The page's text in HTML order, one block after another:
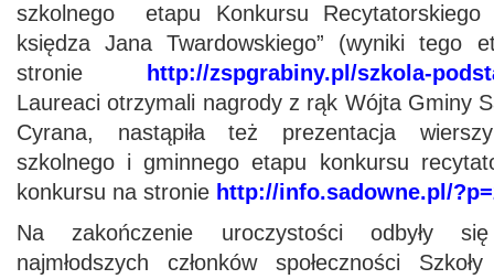
szkolnego etapu Konkursu Recytatorskiego
księdza Jana Twardowskiego” (wyniki tego
stronie
http://zspgrabiny.pl/szkola-
Laureaci otrzymali nagrody z rąk Wójta Gminy
Cyrana, nastąpiła też prezentacja
szkolnego i gminnego etapu konkursu
konkursu na stronie http://info.sadowne.pl/
Na zakończenie uroczystości odbyły
najmłodszych członków społeczności